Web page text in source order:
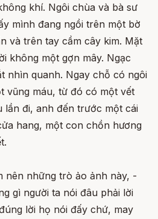
khí. Ngôi chùa và bà sư
mình đang ngồi trên một bờ
và trên tay cầm cây kim. Mặt
không một gợn mây. Ngạc
nhìn quanh. Ngay chỗ có ngôi
vũng máu, từ đó có một vết
lần đi, anh đến trước một cái
hang, một con chồn hương
nên những trò ảo ảnh này, -
gì người ta nói đâu phải lời
lời họ nói đấy chứ, may